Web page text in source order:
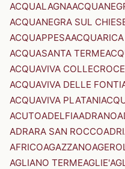
ACQUALAGNA
ACQUANEGRA SUL
ACQUAPPESA
ACQUASANTA TERME
ACQUAVIVA COLLECROCE
ACQUAVIVA DELLE FONTI
ACQUAVIVA PLATANI
ACUTOADELFIAADRANO
ADRARA SAN ROCCO
AFRICOAGAZZANO
AGLIANO TERMEAGLIE'